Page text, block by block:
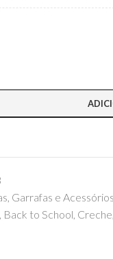
Garrafas e
, Back to School, Creche